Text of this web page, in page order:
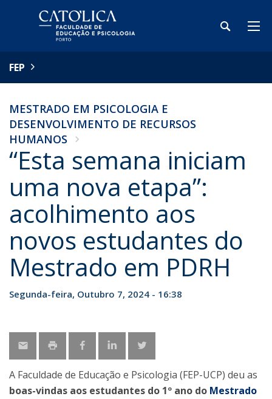
FEP
MESTRADO EM PSICOLOGIA E
DESENVOLVIMENTO DE RECURSOS
HUMANOS
“Esta semana iniciam
uma nova etapa”:
acolhimento aos
novos estudantes do
Mestrado em PDRH
Segunda-feira, Outubro 7, 2024 - 16:38
A Faculdade de Educação e Psicologia (FEP-UCP) deu as
boas-vindas aos estudantes do 1º ano do Mestrado